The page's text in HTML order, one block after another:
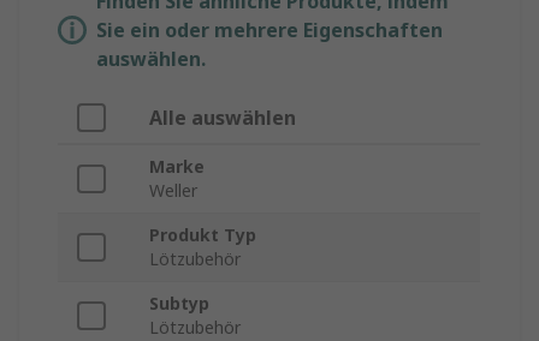
Sie ein oder mehrere Eigenschaften
auswählen.
Alle auswählen
Marke
Weller
Produkt Typ
Lötzubehör
Subtyp
Lötzubehör